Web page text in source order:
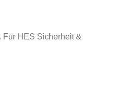
Für HES Sicherheit &